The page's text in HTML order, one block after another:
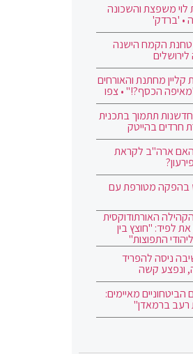
משפצת והשכונה
• 'ברדק'
הקמח הישנה
מחתנת והאורחים
הכסף?!" • צפו
תתמוך בתכנית
חרדים בהייטק
ארה"ב לקראת
בהפקה מטורפת עם
האורתודוקסית
לפיד: "חוצץ בין
התפוצות"
ניסה להפריד
ונפצע קשה
הביטחוניים מאיימים:
רעב ברמאדן"